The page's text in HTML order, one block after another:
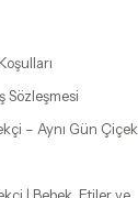
Sözleşmesi
– Aynı Gün Çiçek
| Bebek, Etiler ve